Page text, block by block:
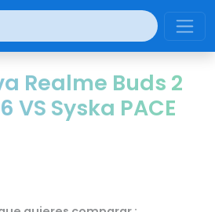
Realme Buds 2
VS Syska PACE